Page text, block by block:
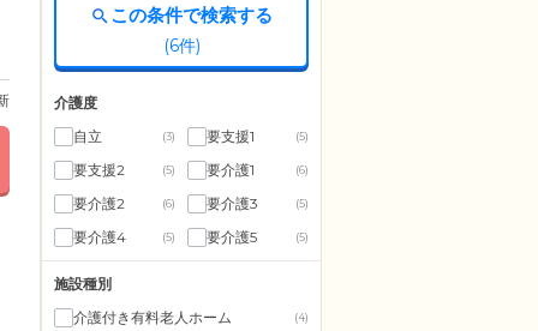
この条件で検索する
(6件)
介護度
自立
(3) 要支援1 (5)
要支援2 (5) 要介護1 (6)
要介護2 (6) 要介護3 (5)
要介護4 (5) 要介護5 (5)
施設種別
介護付き有料老人ホーム
(4)